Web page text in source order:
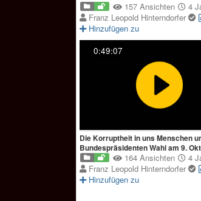
157 Ansichten
4
Franz Leopold Hinterndorfer
Hinzufügen zu
0:49:07
Die Korruptheit in uns Menschen
Bundespräsidenten Wahl am 9.
164 Ansichten
4
Franz Leopold Hinterndorfer
Hinzufügen zu